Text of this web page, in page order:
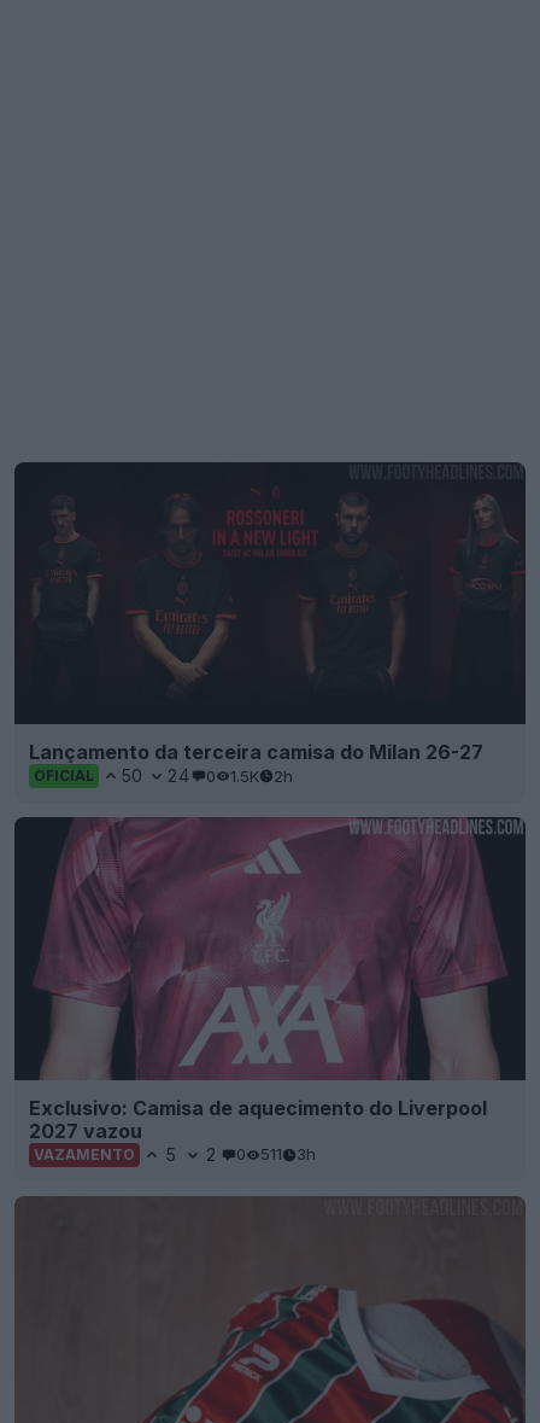
Lançamento da terceira camisa do Milan 26-27
OFICIAL 50 24 0 1.5K 2h
Exclusivo: Camisa de aquecimento do Liverpool
2027 vazou
VAZAMENTO 5 2 0 511 3h